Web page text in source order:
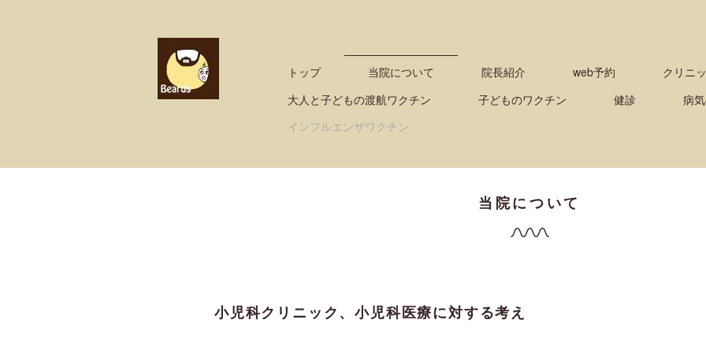
トップ 当院について 院長紹介 web予約
クリニ
大人と子どもの渡航ワクチン
子どものワクチン 健診
病
インフルエンザワクチン
当院について
小児科クリニック、小児科医療に対する考え